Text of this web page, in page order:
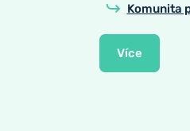
Komunita
Více